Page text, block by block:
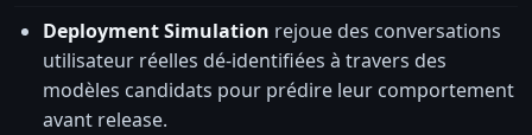
Deployment Simulation rejoue des conversations
utilisateur réelles dé-identifiées à travers des
modèles candidats pour prédire leur comportement
avant release.